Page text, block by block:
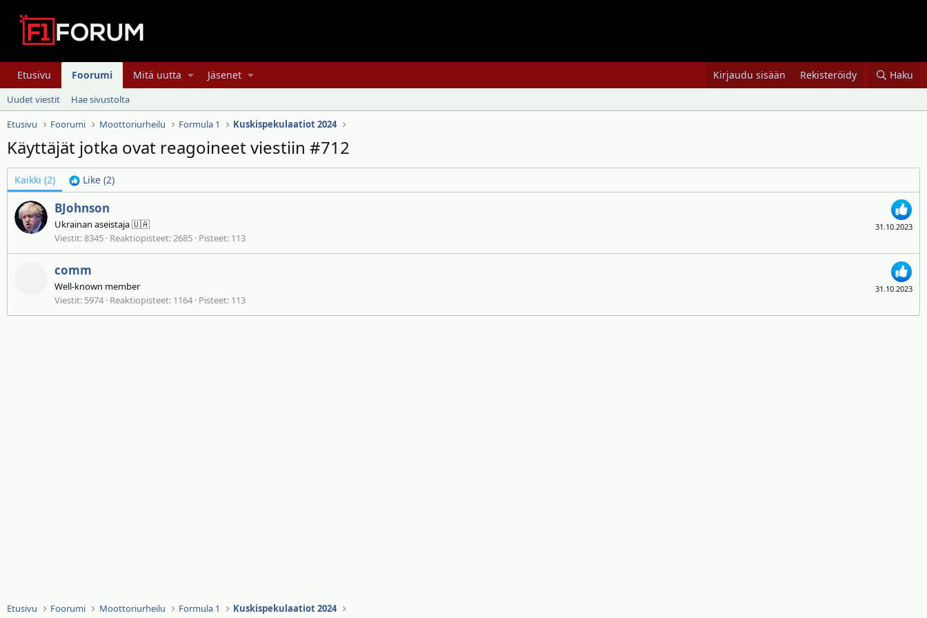
Etusivu Foorumi Mitä uutta Jäsenet Kirjaudu sisään Rekisteröidy Haku
Uudet viestit
Hae sivustolta
Etusivu
Foorumi Moottoriurheilu Formula 1 Kuskispekulaatiot 2024
Käyttäjät jotka ovat reagoineet viestiin #712
Kaikki (2) Like (2)
31.10.2023
BJohnson
Ukrainan aseistaja 🇺🇦
Viestit 8345 Reaktiopisteet 2685 Pisteet 113
31.10.2023
comm
Well-known member
Viestit 5974 Reaktiopisteet 1164 Pisteet 113
Etusivu Foorumi Moottoriurheilu Formula 1 Kuskispekulaatiot 2024